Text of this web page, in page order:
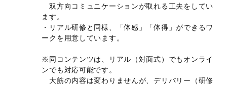
双方向コミュニケーションが取れる工夫をしてい
ます。
・リアル研修と同様、「体感」「体得」ができるワ
ークを用意しています。
※同コンテンツは、リアル（対面式）でもオンライ
ンでも対応可能です。
大筋の内容は変わりませんが、デリバリー（研修